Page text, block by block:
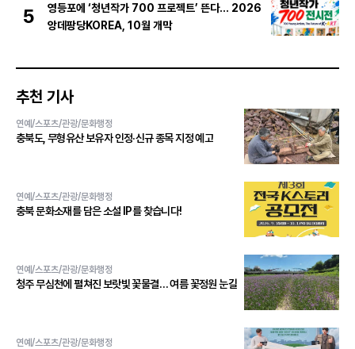
5
영등포에 ‘청년작가 700 프로젝트’ 뜬다… 2026
앙데팡당KOREA, 10월 개막
추천 기사
연예/스포츠/관광/문화행정
충북도, 무형유산 보유자 인정·신규 종목 지정 예고
연예/스포츠/관광/문화행정
충북 문화소재를 담은 소설 IP를 찾습니다!
연예/스포츠/관광/문화행정
청주 무심천에 펼쳐진 보랏빛 꽃물결… 여름 꽃정원 눈길
연예/스포츠/관광/문화행정